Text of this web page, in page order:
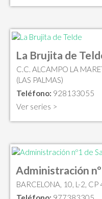
La Brujita de
C.C. ALCAMPO LA
(LAS PALMAS)
Teléfono: 928133055
Ver series >
Administración
BARCELONA, 10, L-2,